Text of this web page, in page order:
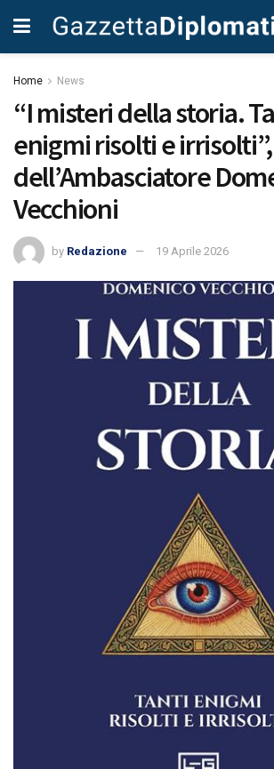
Home News
“I misteri della storia.
enigmi risolti e
dell’Ambasciatore
Vecchioni
by Redazione 19 Aprile 2026